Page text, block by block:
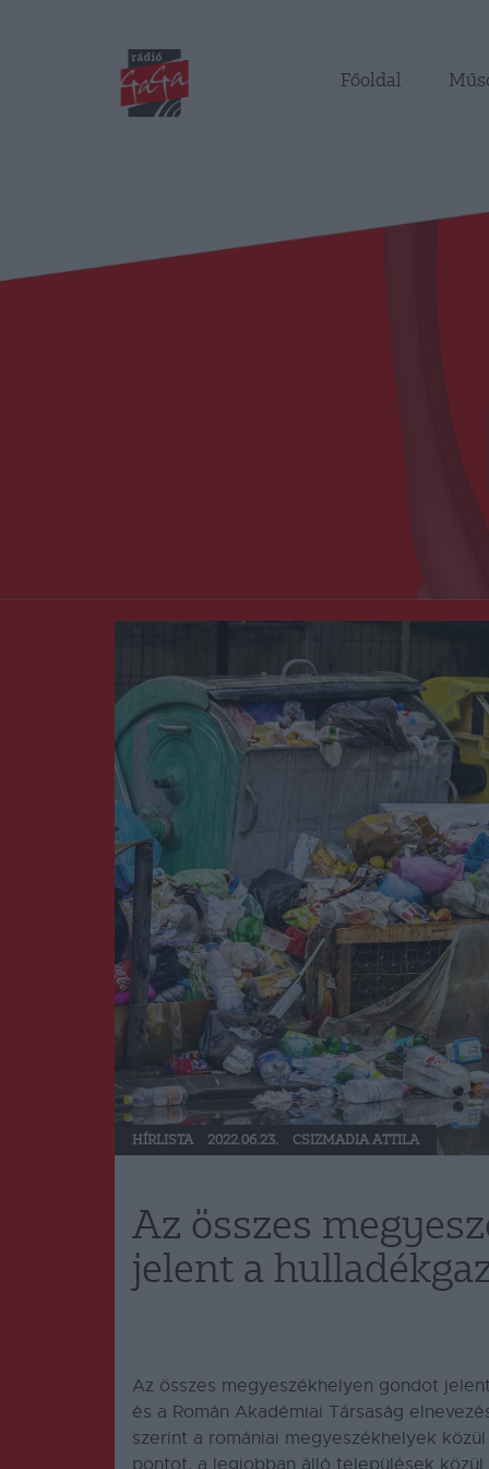
Főoldal
HÍRLISTA 2022.06.23. CSIZMADIA ATTILA
Az összes
jelent a
Az összes megyeszékhelyen gondot
és a Román Akadémiai Társaság
szerint a romániai megyeszékhelyek